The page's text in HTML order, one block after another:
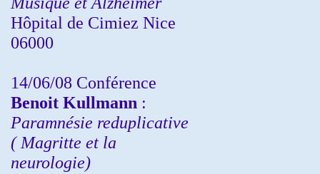
Hôpital de Cimiez Nice
06000
14/06/08 Conférence
Benoit Kullmann :
Paramnésie reduplicative
( Magritte et la
neurologie)